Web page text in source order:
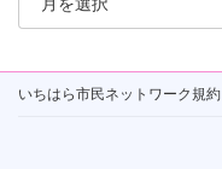
いちはら市民ネットワーク規約